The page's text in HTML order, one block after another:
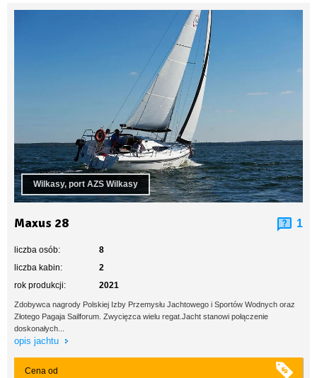
Wilkasy, port AZS Wilkasy
Maxus 28 1
liczba osób:
8
liczba kabin:
2
rok produkcji:
2021
Zdobywca nagrody Polskiej Izby Przemysłu Jachtowego i Sportów Wodnych oraz
Złotego Pagaja Sailforum. Zwycięzca wielu regat.Jacht stanowi połączenie
doskonałych...
opis jachtu
Cena od